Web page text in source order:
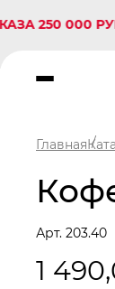
000 РУБЛЕЙ
Главная
Арт. 203.40
1